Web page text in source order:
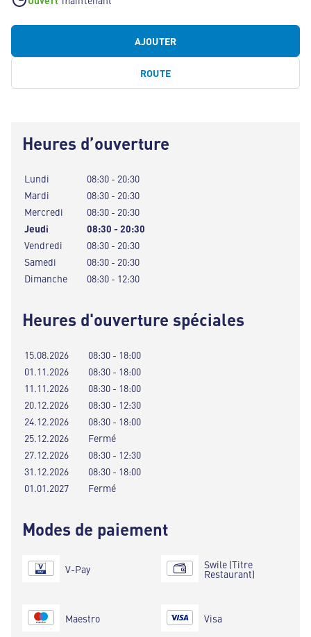
AJOUTER
ROUTE
Heures d’ouverture
Lundi
08:30 - 20:30
Mardi
08:30 - 20:30
Mercredi
08:30 - 20:30
Jeudi
08:30 - 20:30
Vendredi
08:30 - 20:30
Samedi
08:30 - 20:30
Dimanche
08:30 - 12:30
Heures d'ouverture spéciales
15.08.2026
08:30 - 18:00
01.11.2026
08:30 - 18:00
11.11.2026
08:30 - 18:00
20.12.2026
08:30 - 12:30
24.12.2026
08:30 - 18:00
25.12.2026
Fermé
27.12.2026
08:30 - 12:30
31.12.2026
08:30 - 18:00
01.01.2027
Fermé
Modes de paiement
V-Pay
Maestro
Swile (Titre
Restaurant)
Visa